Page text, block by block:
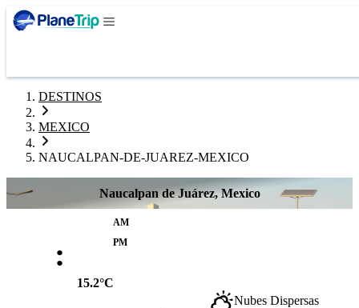
DESTINOS
MEXICO
NAUCALPAN-DE-JUAREZ-MEXICO
Naucalpan de Juárez, Mexico
:
AM
PM
15.2°C
Nubes Dispersas